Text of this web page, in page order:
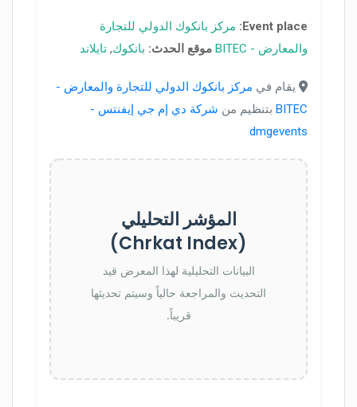
Event place:
مركز بانكوك الدولي للتجارة
والمعارض - BITEC
موقع الحدث: بانكوك, تايلاند
يقام في مركز بانكوك الدولي للتجارة والمعارض -
BITEC بتنظيم من شركة دي إم جي إيفنتس -
dmgevents
المؤشر التحليلي
(Chrkat Index)
البيانات التحليلية لهذا المعرض قيد
التحديث والمراجعة حالياً وسيتم تحديثها
قريباً.